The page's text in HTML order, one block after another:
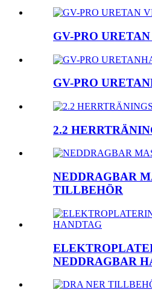
GV-PRO
GV-PRO
2.2
NEDDRAGBAR
TILLBEHÖR
NEDDRAGBAR